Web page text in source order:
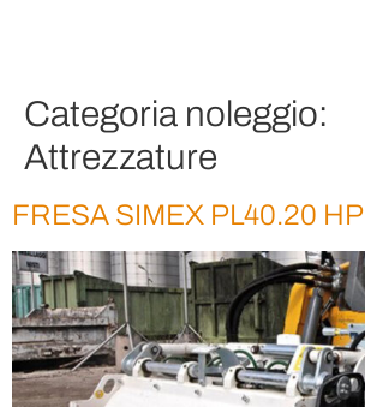
Categoria noleggio:
Attrezzature
FRESA SIMEX PL40.20 HP